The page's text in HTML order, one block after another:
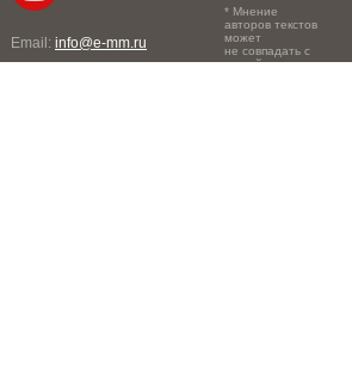
Email: info@e-mm.ru
* Мнение
авторов текстов
может
не совпадать с
точкой зрения